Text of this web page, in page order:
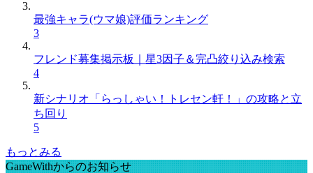
最強キャラ(ウマ娘)評価ランキング
3
フレンド募集掲示板｜星3因子＆完凸絞り込み検索
4
新シナリオ「らっしゃい！トレセン軒！」の攻略と立
ち回り
5
もっとみる
GameWithからのお知らせ